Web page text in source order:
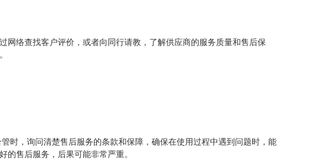
网络查找客户评价，或者向同行请教，了解供应商的服务质量和售后保
时，询问清楚售后服务的条款和保障，确保在使用过程中遇到问题时，能
的售后服务，后果可能非常严重。